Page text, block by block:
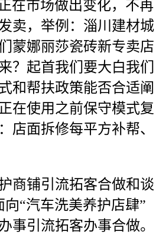
在市场做出变化，不再
卖，举例：淄川建材城
蒙娜丽莎瓷砖新专卖店
？起首我们要大白我们
和帮扶政策能否合适阐
在使用之前保守模式复
店面拆修每平方补帮、
铺引流拓客合做和谈
“汽车洗美养护店肆”
事引流拓客办事合做。